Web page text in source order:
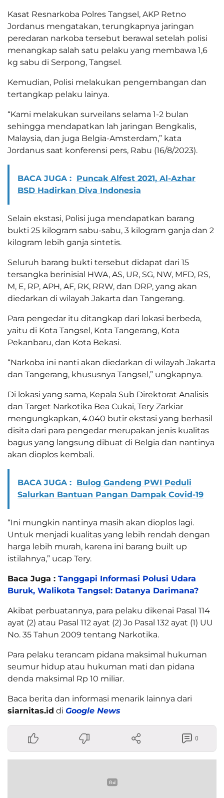
Kasat Resnarkoba Polres Tangsel, AKP Retno
Jordanus mengatakan, terungkapnya jaringan
peredaran narkoba tersebut berawal setelah polisi
menangkap salah satu pelaku yang membawa 1,6
kg sabu di Serpong, Tangsel.
Kemudian, Polisi melakukan pengembangan dan
tertangkap pelaku lainya.
“Kami melakukan surveilans selama 1-2 bulan
sehingga mendapatkan lah jaringan Bengkalis,
Malaysia, dan juga Belgia-Amsterdam,” kata
Jordanus saat konferensi pers, Rabu (16/8/2023).
BACA JUGA : Puncak Alfest 2021, Al-Azhar
BSD Hadirkan Diva Indonesia
Selain ekstasi, Polisi juga mendapatkan barang
bukti 25 kilogram sabu-sabu, 3 kilogram ganja dan 2
kilogram lebih ganja sintetis.
Seluruh barang bukti tersebut didapat dari 15
tersangka berinisial HWA, AS, UR, SG, NW, MFD, RS,
M, E, RP, APH, AF, RK, RRW, dan DRP, yang akan
diedarkan di wilayah Jakarta dan Tangerang.
Para pengedar itu ditangkap dari lokasi berbeda,
yaitu di Kota Tangsel, Kota Tangerang, Kota
Pekanbaru, dan Kota Bekasi.
“Narkoba ini nanti akan diedarkan di wilayah Jakarta
dan Tangerang, khususnya Tangsel,” ungkapnya.
Di lokasi yang sama, Kepala Sub Direktorat Analisis
dan Target Narkotika Bea Cukai, Tery Zarkiar
mengungkapkan, 4.040 butir ekstasi yang berhasil
disita dari para pengedar merupakan jenis kualitas
bagus yang langsung dibuat di Belgia dan nantinya
akan dioplos kembali.
BACA JUGA : Bulog Gandeng PWI Peduli
Salurkan Bantuan Pangan Dampak Covid-19
“Ini mungkin nantinya masih akan dioplos lagi.
Untuk menjadi kualitas yang lebih rendah dengan
harga lebih murah, karena ini barang built up
istilahnya,” ucap Tery.
Baca Juga : Tanggapi Informasi Polusi Udara
Buruk, Walikota Tangsel: Datanya Darimana?
Akibat perbuatannya, para pelaku dikenai Pasal 114
ayat (2) atau Pasal 112 ayat (2) Jo Pasal 132 ayat (1) UU
No. 35 Tahun 2009 tentang Narkotika.
Para pelaku terancam pidana maksimal hukuman
seumur hidup atau hukuman mati dan pidana
denda maksimal Rp 10 miliar.
Baca berita dan informasi menarik lainnya dari
siarnitas.id di Google News
0